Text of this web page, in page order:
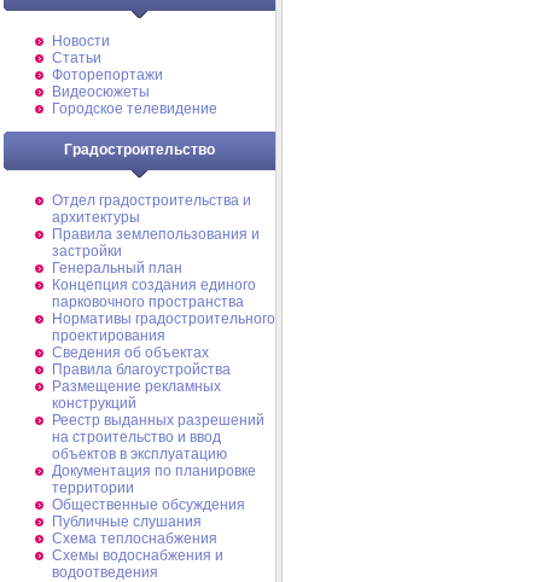
Новости
Статьи
Фоторепортажи
Видеосюжеты
Городское телевидение
Градостроительство
Отдел градостроительства и
архитектуры
Правила землепользования и
застройки
Генеральный план
Концепция создания единого
парковочного пространства
Нормативы градостроительного
проектирования
Сведения об объектах
Правила благоустройства
Размещение рекламных
конструкций
Реестр выданных разрешений
на строительство и ввод
объектов в эксплуатацию
Документация по планировке
территории
Общественные обсуждения
Публичные слушания
Схема теплоснабжения
Схемы водоснабжения и
водоотведения